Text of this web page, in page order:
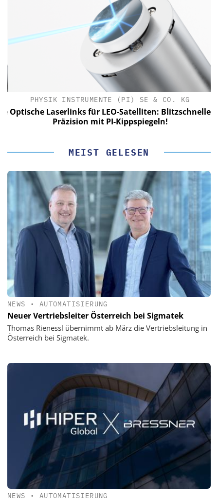
PHYSIK INSTRUMENTE (PI) SE & CO. KG
Optische Laserlinks für LEO-Satelliten: Blitzschnelle
Präzision mit PI-Kippspiegeln!
MEIST GELESEN
NEWS • AUTOMATISIERUNG
Neuer Vertriebsleiter Österreich bei Sigmatek
Thomas Rienessl übernimmt ab März die Vertriebsleitung in
Österreich bei Sigmatek.
NEWS • AUTOMATISIERUNG